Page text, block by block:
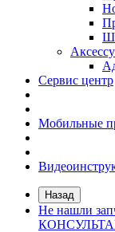
Сервис центр
Мобильные
Назад
Не нашли